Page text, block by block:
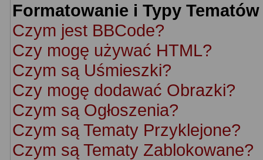
Formatowanie i Typy Tematów
Czym jest BBCode?
Czy mogę używać HTML?
Czym są Uśmieszki?
Czy mogę dodawać Obrazki?
Czym są Ogłoszenia?
Czym są Tematy Przyklejone?
Czym są Tematy Zablokowane?